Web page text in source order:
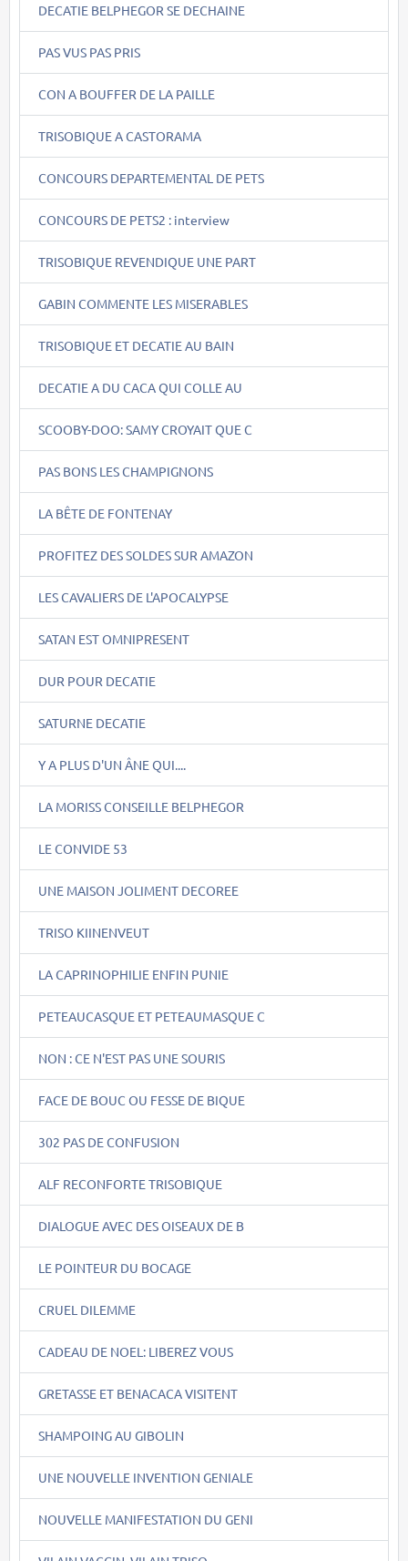
DECATIE BELPHEGOR SE DECHAINE
PAS VUS PAS PRIS
CON A BOUFFER DE LA PAILLE
TRISOBIQUE A CASTORAMA
CONCOURS DEPARTEMENTAL DE PETS
CONCOURS DE PETS2 : interview
TRISOBIQUE REVENDIQUE UNE PART
GABIN COMMENTE LES MISERABLES
TRISOBIQUE ET DECATIE AU BAIN
DECATIE A DU CACA QUI COLLE AU
SCOOBY-DOO: SAMY CROYAIT QUE C
PAS BONS LES CHAMPIGNONS
LA BÊTE DE FONTENAY
PROFITEZ DES SOLDES SUR AMAZON
LES CAVALIERS DE L'APOCALYPSE
SATAN EST OMNIPRESENT
DUR POUR DECATIE
SATURNE DECATIE
Y A PLUS D'UN ÂNE QUI....
LA MORISS CONSEILLE BELPHEGOR
LE CONVIDE 53
UNE MAISON JOLIMENT DECOREE
TRISO KIINENVEUT
LA CAPRINOPHILIE ENFIN PUNIE
PETEAUCASQUE ET PETEAUMASQUE C
NON : CE N'EST PAS UNE SOURIS
FACE DE BOUC OU FESSE DE BIQUE
302 PAS DE CONFUSION
ALF RECONFORTE TRISOBIQUE
DIALOGUE AVEC DES OISEAUX DE B
LE POINTEUR DU BOCAGE
CRUEL DILEMME
CADEAU DE NOEL: LIBEREZ VOUS
GRETASSE ET BENACACA VISITENT
SHAMPOING AU GIBOLIN
UNE NOUVELLE INVENTION GENIALE
NOUVELLE MANIFESTATION DU GENI